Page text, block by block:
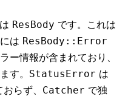
ResBody です。これは
は ResBody::Error
ー情報が含まれており、
す。 StatusError は
らず、 Catcher で独